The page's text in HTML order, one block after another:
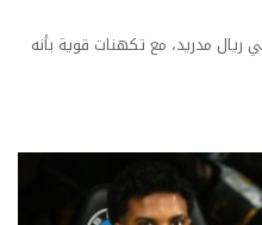
مدريد، مع تكهنات قوية بأنه